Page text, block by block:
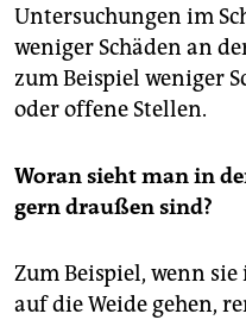
Untersuchungen im
weniger Schäden an
zum Beispiel weniger
oder offene Stellen.
Woran sieht man in
gern draußen sind?
Zum Beispiel, wenn
auf die Weide gehen,